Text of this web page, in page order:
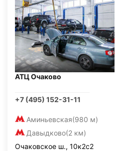
АТЦ Очаково
+7 (495) 152-31-11
Аминьевская(980 м)
Давыдково(2 км)
Очаковское ш., 10к2с2